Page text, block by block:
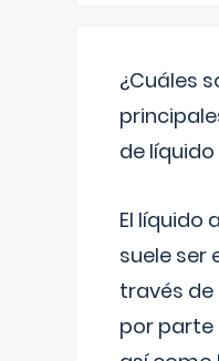
¿Cuáles
de
El líquido
suele ser
través de
por parte